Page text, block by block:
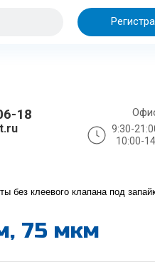
18
9:30-
10:00-
без клеевого клапана под
75 мкм